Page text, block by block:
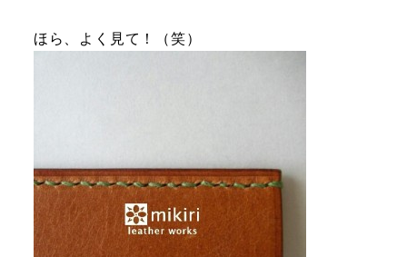
ほら、よく見て！（笑）